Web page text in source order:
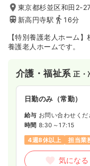
東京都杉並区和田2-
新高円寺駅
16分
【特別養護老人ホーム
養護老人ホームです。
介護・福祉系正・
日勤のみ（常勤）
給与 お問い合わせくだ
時間 8:30～17:15
4週8休以上
担当業
気になる